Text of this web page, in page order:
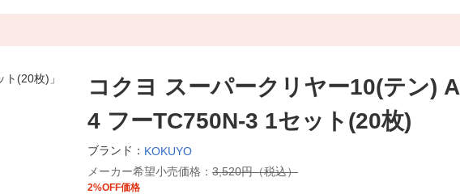
コクヨ スーパークリヤー10(テン) A
4 フーTC750N-3 1セット(20枚)
ブランド： KOKUYO
メーカー希望小売価格： 3,520円（税込）
2%OFF価格